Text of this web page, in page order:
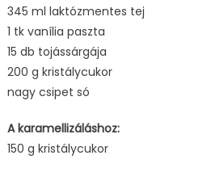
345 ml laktózmentes tej
1 tk vanília paszta
15 db tojássárgája
200 g kristálycukor
nagy csipet só
A karamellizáláshoz:
150 g kristálycukor